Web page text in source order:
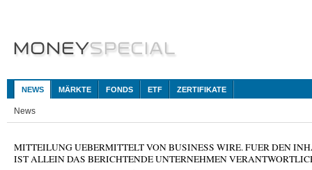
NEWS MÄRKTE FONDS ETF ZERTIFIKATE
News
MITTEILUNG UEBERMITTELT VON BUSINESS WIRE. FUER DEN
IST ALLEIN DAS BERICHTENDE UNTERNEHMEN